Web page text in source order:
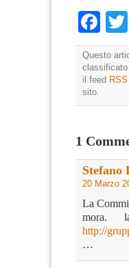
Questo
il feed
sito.
1
Stefano
20 Marzo
La
mora.
http://
…